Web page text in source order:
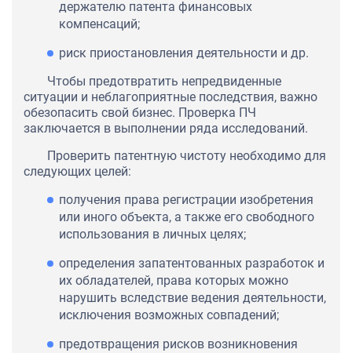
держателю патента финансовых
компенсаций;
риск приостановления деятельности и др.
Чтобы предотвратить непредвиденные
ситуации и неблагоприятные последствия, важно
обезопасить свой бизнес. Проверка ПЧ
заключается в выполнении ряда исследований.
Проверить патентную чистоту необходимо для
следующих целей:
получения права регистрации изобретения
или иного объекта, а также его свободного
использования в личных целях;
определения запатентованных разработок и
их обладателей, права которых можно
нарушить вследствие ведения деятельности,
исключения возможных совпадений;
предотвращения рисков возникновения